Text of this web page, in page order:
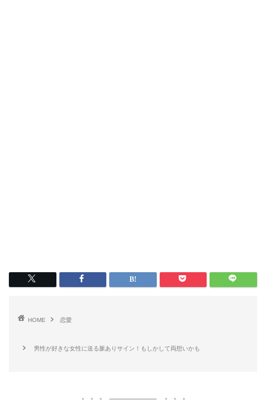
HOME 恋愛
男性が好きな女性に送る脈ありサイン！もしかして両想いかも